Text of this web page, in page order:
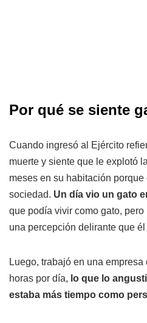
Por qué se siente
Cuando ingresó al Ejército
muerte y siente que le explotó
meses en su habitación
sociedad. Un día vio un gato
que podía vivir como gato,
una percepción delirante que
Luego, trabajó en una
horas por día, lo que lo
estaba más tiempo como